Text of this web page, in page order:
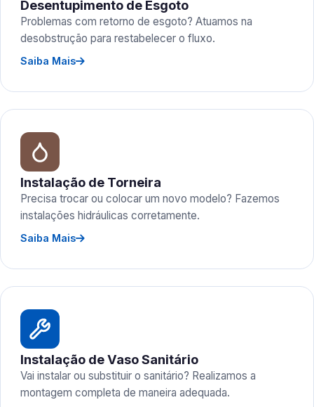
Desentupimento de Esgoto
Problemas com retorno de esgoto? Atuamos na
desobstrução para restabelecer o fluxo.
Saiba Mais
Instalação de Torneira
Precisa trocar ou colocar um novo modelo? Fazemos
instalações hidráulicas corretamente.
Saiba Mais
Instalação de Vaso Sanitário
Vai instalar ou substituir o sanitário? Realizamos a
montagem completa de maneira adequada.